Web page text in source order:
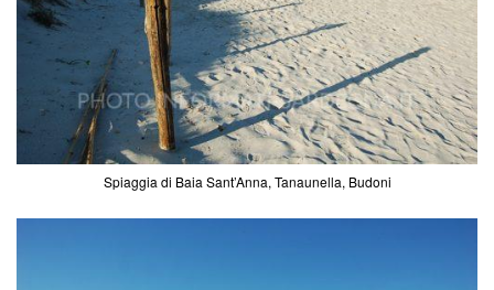
Spiaggia di Baia Sant’Anna, Tanaunella, Budoni